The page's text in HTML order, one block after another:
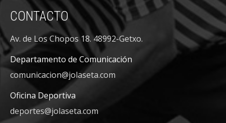
CONTACTO
Av. de Los Chopos 18. 48992-Getxo.
Departamento de Comunicación
comunicacion@jolaseta.com
Oficina Deportiva
deportes@jolaseta.com